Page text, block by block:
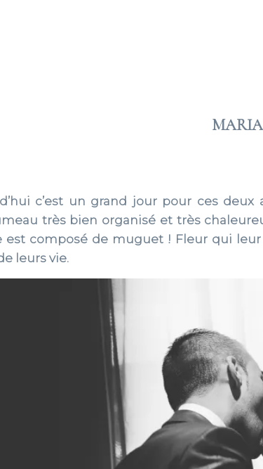
c’est un grand jour pour ces
très bien organisé et très
est composé de muguet ! Fleur qui
leurs vie.